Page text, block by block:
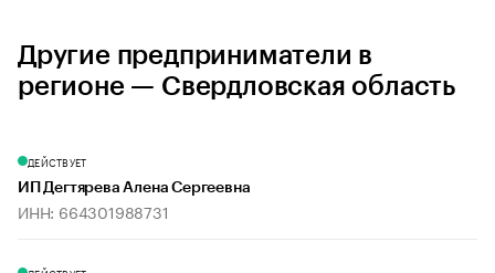
Другие предприниматели в
регионе — Свердловская область
ДЕЙСТВУЕТ
ИП Дегтярева Алена Сергеевна
ИНН: 664301988731